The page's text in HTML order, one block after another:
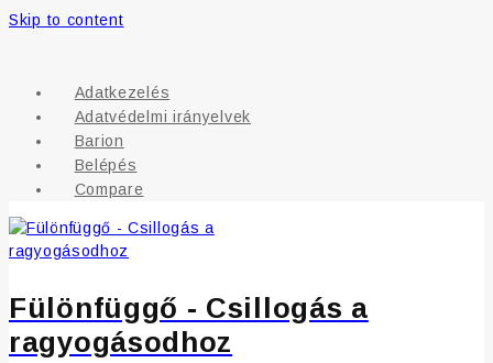
Skip to content
Adatkezelés
Adatvédelmi irányelvek
Barion
Belépés
Compare
Fülönfüggő - Csillogás a
ragyogásodhoz